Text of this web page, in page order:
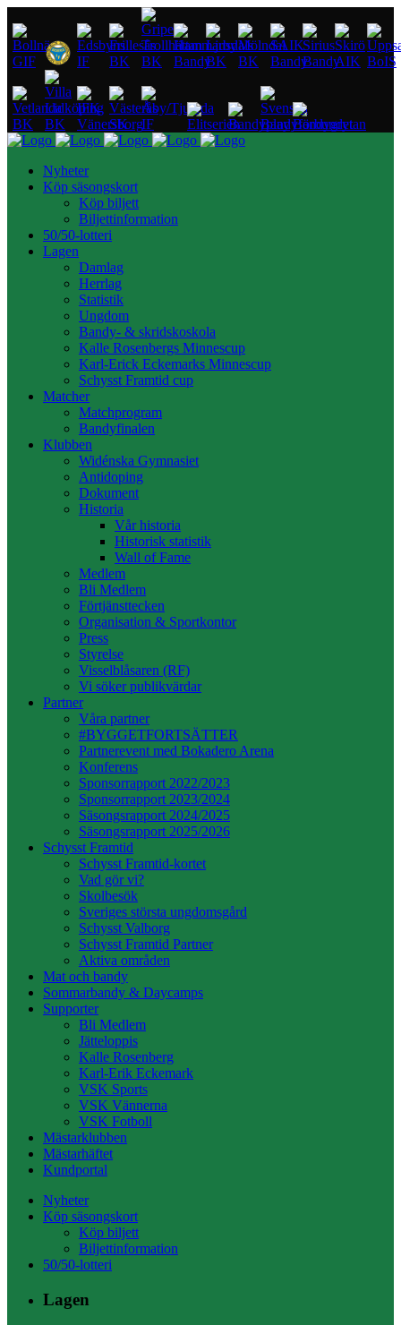
Nyheter
Köp säsongskort
Köp biljett
Biljettinformation
50/50-lotteri
Lagen
Damlag
Herrlag
Statistik
Ungdom
Bandy- & skridskoskola
Kalle Rosenbergs Minnescup
Karl-Erick Eckemarks Minnescup
Schysst Framtid cup
Matcher
Matchprogram
Bandyfinalen
Klubben
Widénska Gymnasiet
Antidoping
Dokument
Historia
Vår historia
Historisk statistik
Wall of Fame
Medlem
Bli Medlem
Förtjänsttecken
Organisation & Sportkontor
Press
Styrelse
Visselblåsaren (RF)
Vi söker publikvärdar
Partner
Våra partner
#BYGGETFORTSÄTTER
Partnerevent med Bokadero Arena
Konferens
Sponsorrapport 2022/2023
Sponsorrapport 2023/2024
Säsongsrapport 2024/2025
Säsongsrapport 2025/2026
Schysst Framtid
Schysst Framtid-kortet
Vad gör vi?
Skolbesök
Sveriges största ungdomsgård
Schysst Valborg
Schysst Framtid Partner
Aktiva områden
Mat och bandy
Sommarbandy & Daycamps
Supporter
Bli Medlem
Jätteloppis
Kalle Rosenberg
Karl-Erik Eckemark
VSK Sports
VSK Vännerna
VSK Fotboll
Mästarklubben
Mästarhäftet
Kundportal
Nyheter
Köp säsongskort
Köp biljett
Biljettinformation
50/50-lotteri
Lagen